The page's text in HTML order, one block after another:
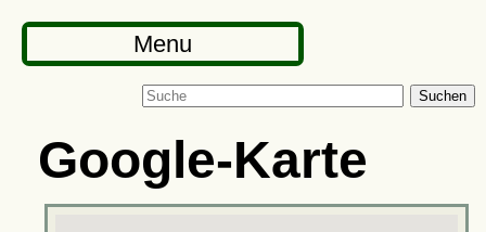
Menu
Suchen
Google-Karte